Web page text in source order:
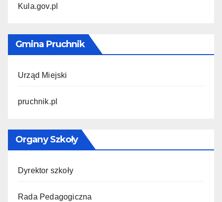
Kula.gov.pl
Gmina Pruchnik
Urząd Miejski
pruchnik.pl
Organy Szkoły
Dyrektor szkoły
Rada Pedagogiczna